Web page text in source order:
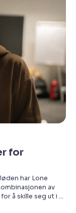
for
har Lone
av
å skille seg ut i et